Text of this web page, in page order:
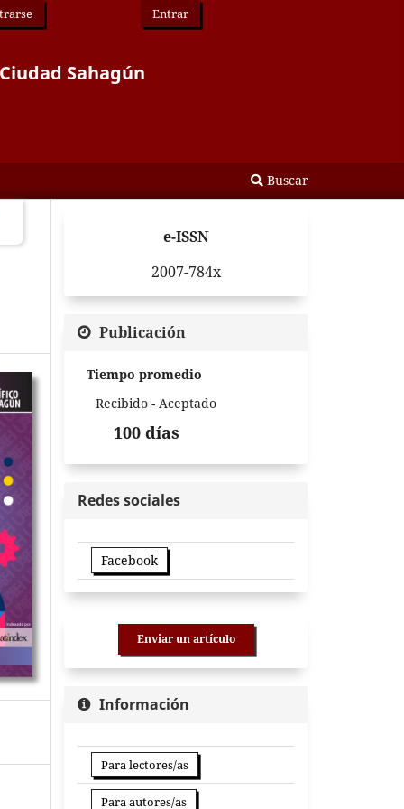
Sahagún
Buscar
Entrar
e-ISSN
2007-784x
Publicación
Tiempo promedio
Recibido - Aceptado
100 días
Redes sociales
Facebook
Enviar un artículo
Información
Para lectores/as
Para autores/as